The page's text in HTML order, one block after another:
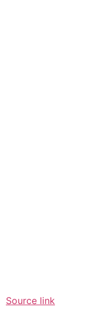
Source link